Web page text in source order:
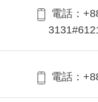
電話：
電話：